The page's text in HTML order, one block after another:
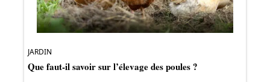
JARDIN
Que faut-il savoir sur l’élevage des poules ?